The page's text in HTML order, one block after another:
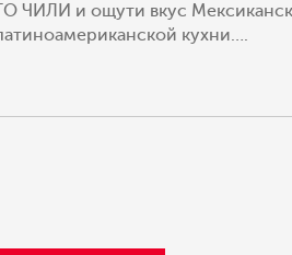
ЧИЛИ и ощути вкус
кухни….